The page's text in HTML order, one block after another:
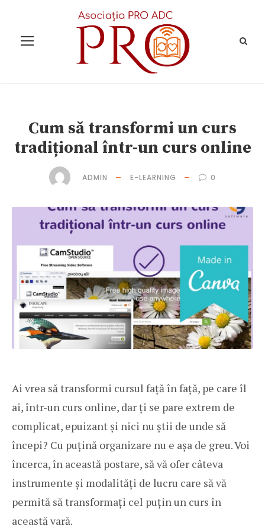
Cum să transformi un curs
tradițional într-un curs online
ADMIN E-LEARNING 0
Ai vrea să transformi cursul față în față, pe care îl
ai, într-un curs online, dar ți se pare extrem de
complicat, epuizant și nici nu știi de unde să
începi? Cu puțină organizare nu e așa de greu. Voi
încerca, în această postare, să vă ofer câteva
instrumente și modalități de lucru care să vă
permită să transformați cel puțin un curs în
această vară.